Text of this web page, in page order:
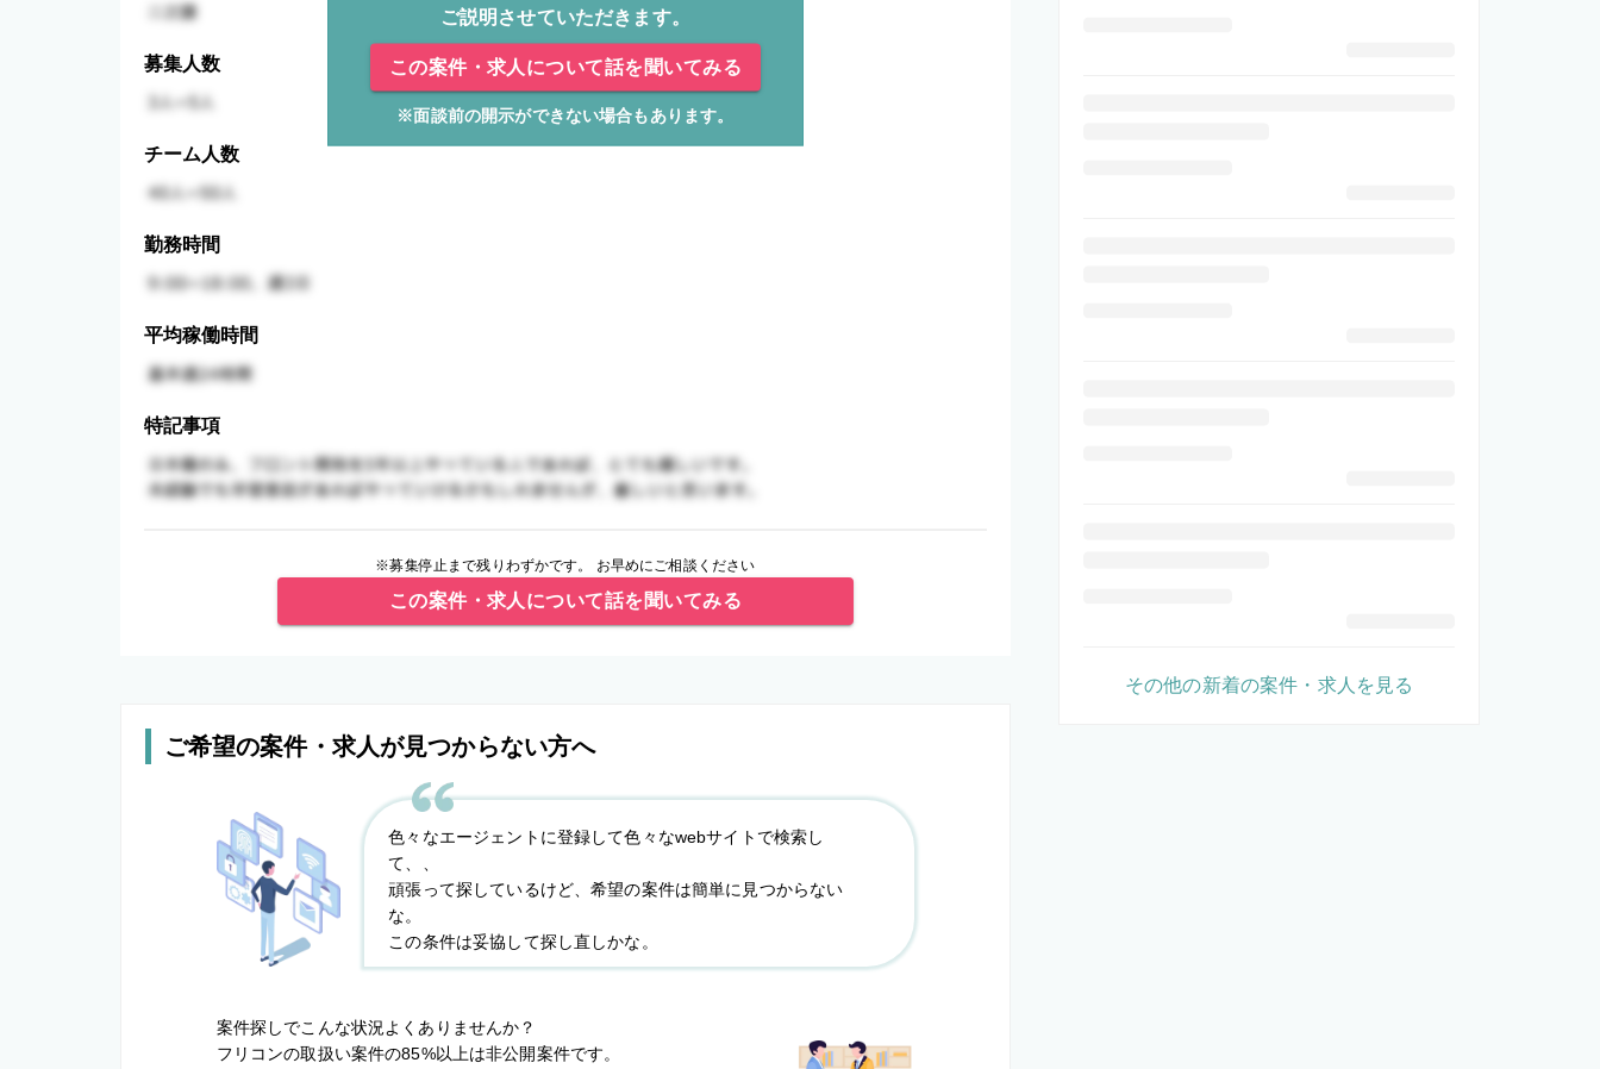
ご説明させていただきます。
この案件・求人について話を聞いてみる
※面談前の開示ができない場合もあります。
募集人数
チーム人数
勤務時間
平均稼働時間
特記事項
※募集停止まで残りわずかです。 お早めにご相談ください
この案件・求人について話を聞いてみる
ご希望の案件・求人が見つからない方へ
色々なエージェントに登録して色々なwebサイトで検索し
て、、
頑張って探しているけど、希望の案件は簡単に見つからない
な。
この条件は妥協して探し直しかな。
案件探しでこんな状況よくありませんか？
フリコンの取扱い案件の85%以上は非公開案件です。
その他の新着の案件・求人を見る